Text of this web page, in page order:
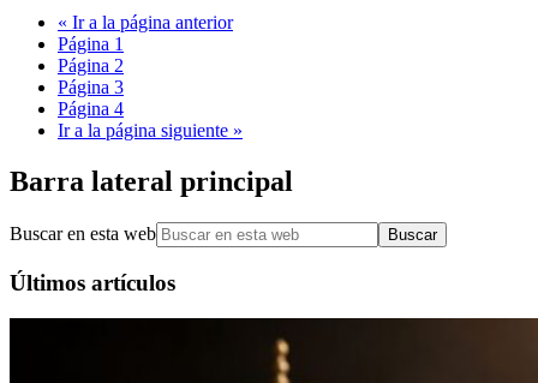
« Ir a la página anterior
Página 1
Página 2
Página 3
Página 4
Ir a la página siguiente »
Barra lateral principal
Buscar en esta web
Últimos artículos